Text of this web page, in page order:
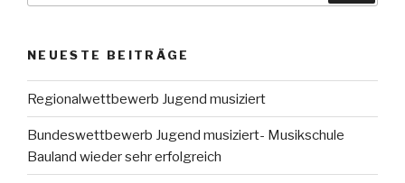
NEUESTE BEITRÄGE
Regionalwettbewerb Jugend musiziert
Bundeswettbewerb Jugend musiziert- Musikschule
Bauland wieder sehr erfolgreich